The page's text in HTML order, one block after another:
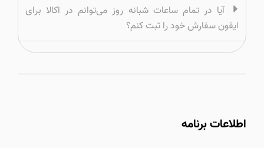
آیا در تمام ساعات شبانه روز می‌توانم در اکالا برای
ایفون سفارش خود را ثبت کنم؟
اطلاعات برنامه